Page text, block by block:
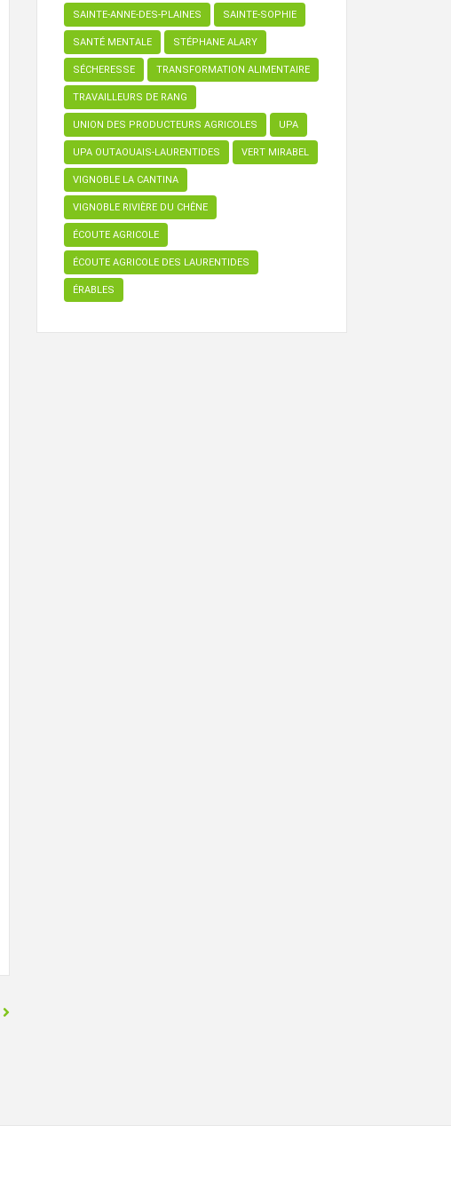
SAINTE-ANNE-DES-PLAINES SAINTE-SOPHIE
SANTÉ MENTALE STÉPHANE ALARY
SÉCHERESSE TRANSFORMATION ALIMENTAIRE
TRAVAILLEURS DE RANG
UNION DES PRODUCTEURS AGRICOLES UPA
UPA OUTAOUAIS-LAURENTIDES VERT MIRABEL
VIGNOBLE LA CANTINA
VIGNOBLE RIVIÈRE DU CHÊNE
ÉCOUTE AGRICOLE
ÉCOUTE AGRICOLE DES LAURENTIDES
ÉRABLES